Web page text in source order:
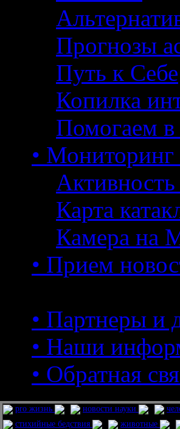
Прогнозы
Путь к Себе
Копилка
Помогаем в
• Мониторинг
Карта
Камера на
• Прием
• Партнеры и
• Наши
• Обратная
pro жизнь новости науки
стихийные бедствия
животные